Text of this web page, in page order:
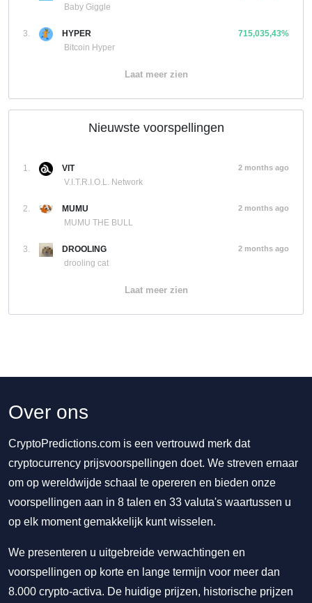
Baby Giggle
3.
HYPER
Bitcoin Hyper
715,035,43%
Laat meer zien
Nieuwste voorspellingen
1.
VIT
V.I.T.R.I.O.L. Network
2 months ago
2.
MUMU
MUMU THE BULL
2 months ago
3.
DROOLING
drooling cat
2 months ago
Laat meer zien
Over ons
CryptoPredictions.com is een vertrouwd merk dat
cryptocurrency prijsvoorspellingen doet. We streven ernaar
om op wereldwijde schaal te opereren en bieden onze
voorspellingen aan in 8 talen en 33 valuta's waartussen u
op elk moment gemakkelijk kunt wisselen.
We presenteren u uitgebreide verwachtingen en
voorspellingen op korte en lange termijn voor meer dan
8.000 crypto-activa. De huidige prijzen, historische prijzen